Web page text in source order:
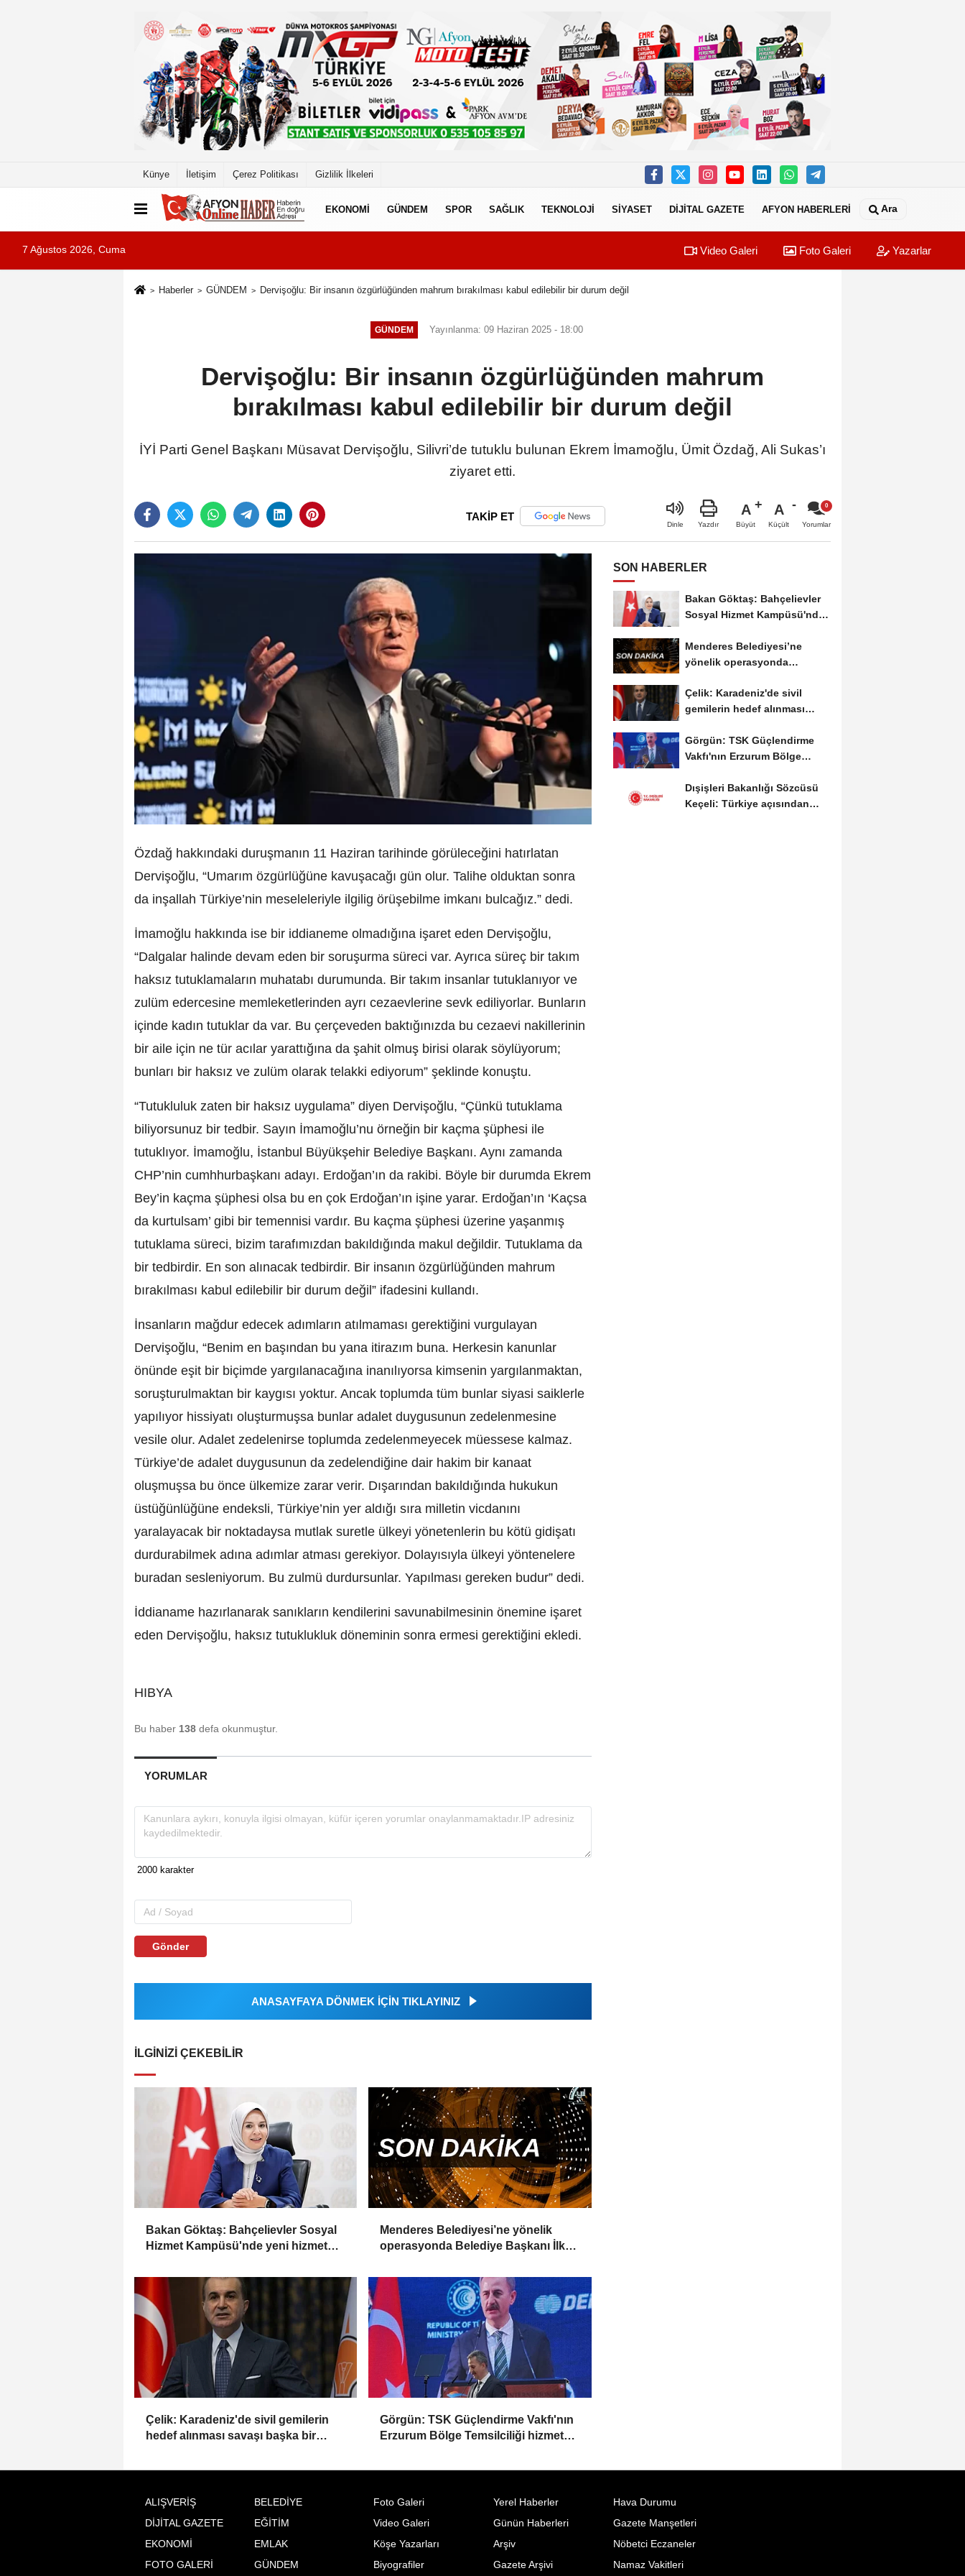
Künye İletişim Çerez Politikası Gizlilik İlkeleri
EKONOMİ GÜNDEM SPOR SAĞLIK TEKNOLOJİ SİYASET DİJİTAL GAZETE AFYON HABERLERİ Ara
7 Ağustos 2026, Cuma Video Galeri Foto Galeri Yazarlar
Haberler GÜNDEM Dervişoğlu: Bir insanın özgürlüğünden mahrum bırakılması kabul edilebilir bir durum değil
GÜNDEM Yayınlanma: 09 Haziran 2025 - 18:00
Dervişoğlu: Bir insanın özgürlüğünden mahrum
bırakılması kabul edilebilir bir durum değil
İYİ Parti Genel Başkanı Müsavat Dervişoğlu, Silivri’de tutuklu bulunan Ekrem İmamoğlu, Ümit Özdağ, Ali Sukas’ı
ziyaret etti.
TAKİP ET
Dinle Yazdır
A
Büyüt
A
Küçült Yorumlar
Özdağ hakkındaki duruşmanın 11 Haziran tarihinde görüleceğini hatırlatan
Dervişoğlu, “Umarım özgürlüğüne kavuşacağı gün olur. Talihe olduktan sonra
da inşallah Türkiye’nin meseleleriyle ilgilig örüşebilme imkanı bulcağız.” dedi.
İmamoğlu hakkında ise bir iddianeme olmadığına işaret eden Dervişoğlu,
“Dalgalar halinde devam eden bir soruşurma süreci var. Ayrıca süreç bir takım
haksız tutuklamaların muhatabı durumunda. Bir takım insanlar tutuklanıyor ve
zulüm edercesine memleketlerinden ayrı cezaevlerine sevk ediliyorlar. Bunların
içinde kadın tutuklar da var. Bu çerçeveden baktığınızda bu cezaevi nakillerinin
bir aile için ne tür acılar yarattığına da şahit olmuş birisi olarak söylüyorum;
bunları bir haksız ve zulüm olarak telakki ediyorum” şeklinde konuştu.
“Tutukluluk zaten bir haksız uygulama” diyen Dervişoğlu, “Çünkü tutuklama
biliyorsunuz bir tedbir. Sayın İmamoğlu’nu örneğin bir kaçma şüphesi ile
tutuklıyor. İmamoğlu, İstanbul Büyükşehir Belediye Başkanı. Aynı zamanda
CHP’nin cumhhurbaşkanı adayı. Erdoğan’ın da rakibi. Böyle bir durumda Ekrem
Bey’in kaçma şüphesi olsa bu en çok Erdoğan’ın işine yarar. Erdoğan’ın ‘Kaçsa
da kurtulsam’ gibi bir temennisi vardır. Bu kaçma şüphesi üzerine yaşanmış
tutuklama süreci, bizim tarafımızdan bakıldığında makul değildir. Tutuklama da
bir tedbirdir. En son alınacak tedbirdir. Bir insanın özgürlüğünden mahrum
bırakılması kabul edilebilir bir durum değil” ifadesini kullandı.
İnsanların mağdur edecek adımların atılmaması gerektiğini vurgulayan
Dervişoğlu, “Benim en başından bu yana itirazım buna. Herkesin kanunlar
önünde eşit bir biçimde yargılanacağına inanılıyorsa kimsenin yargılanmaktan,
soruşturulmaktan bir kaygısı yoktur. Ancak toplumda tüm bunlar siyasi saiklerle
yapılıyor hissiyatı oluşturmuşsa bunlar adalet duygusunun zedelenmesine
vesile olur. Adalet zedelenirse toplumda zedelenmeyecek müessese kalmaz.
Türkiye’de adalet duygusunun da zedelendiğine dair hakim bir kanaat
oluşmuşsa bu önce ülkemize zarar verir. Dışarından bakıldığında hukukun
üstüğünlüğüne endeksli, Türkiye’nin yer aldığı sıra milletin vicdanını
yaralayacak bir noktadaysa mutlak suretle ülkeyi yönetenlerin bu kötü gidişatı
durdurabilmek adına adımlar atması gerekiyor. Dolayısıyla ülkeyi yöntenelere
buradan sesleniyorum. Bu zulmü durdursunlar. Yapılması gereken budur” dedi.
İddianame hazırlanarak sanıkların kendilerini savunabilmesinin önemine işaret
eden Dervişoğlu, haksız tutuklukluk döneminin sonra ermesi gerektiğini ekledi.
HIBYA
Bu haber 138 defa okunmuştur.
YORUMLAR
Gönder
ANASAYFAYA DÖNMEK İÇİN TIKLAYINIZ
İLGINIZI ÇEKEBILIR
Bakan Göktaş: Bahçelievler Sosyal
Hizmet Kampüsü'nde yeni hizmet
Menderes Belediyesi’ne yönelik
operasyonda Belediye Başkanı İlkay
Çelik: Karadeniz'de sivil gemilerin
hedef alınması savaşı başka bir
Görgün: TSK Güçlendirme Vakfı'nın
Erzurum Bölge Temsilciliği hizmete
SON HABERLER
Bakan Göktaş: Bahçelievler
Sosyal Hizmet Kampüsü'nde
Menderes Belediyesi’ne
yönelik operasyonda
Çelik: Karadeniz'de sivil
gemilerin hedef alınması
Görgün: TSK Güçlendirme
Vakfı'nın Erzurum Bölge
Dışişleri Bakanlığı Sözcüsü
Keçeli: Türkiye açısından
ALIŞVERİŞ
BELEDİYE
DİJİTAL GAZETE
EĞİTİM
EKONOMİ
EMLAK
FOTO GALERİ
GÜNDEM
Foto Galeri
Video Galeri
Köşe Yazarları
Biyografiler
Yerel Haberler
Günün Haberleri
Arşiv
Gazete Arşivi
Hava Durumu
Gazete Manşetleri
Nöbetci Eczaneler
Namaz Vakitleri